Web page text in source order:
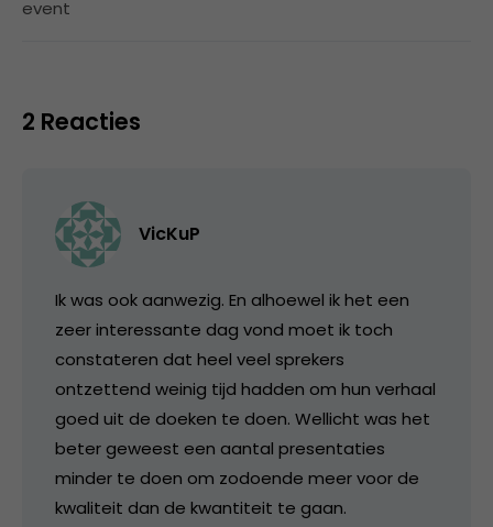
event
2 Reacties
VicKuP
Ik was ook aanwezig. En alhoewel ik het een
zeer interessante dag vond moet ik toch
constateren dat heel veel sprekers
ontzettend weinig tijd hadden om hun verhaal
goed uit de doeken te doen. Wellicht was het
beter geweest een aantal presentaties
minder te doen om zodoende meer voor de
kwaliteit dan de kwantiteit te gaan.